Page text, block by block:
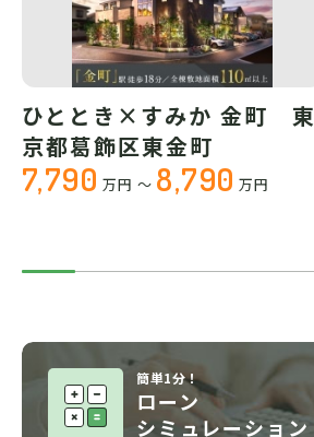
ひととき×すみか 金町 東
京都葛飾区東金町
7,790 万円 ～ 8,790 万円
簡単1分！
ローン
シミュレーション